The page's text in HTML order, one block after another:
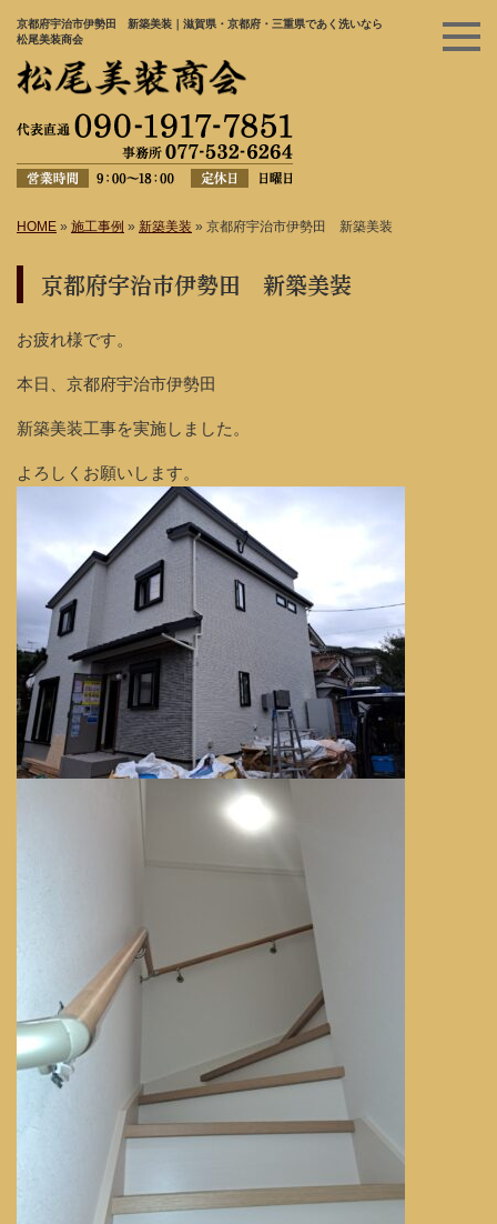
京都府宇治市伊勢田 新築美装｜滋賀県・京都府・三重県であく洗いなら
松尾美装商会
HOME » 施工事例 » 新築美装 » 京都府宇治市伊勢田 新築美装
京都府宇治市伊勢田 新築美装
お疲れ様です。
本日、京都府宇治市伊勢田
新築美装工事を実施しました。
よろしくお願いします。